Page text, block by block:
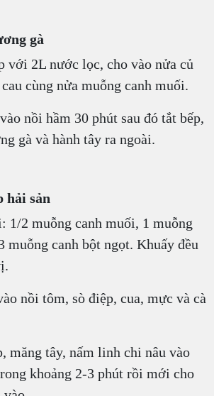
gà
với 2L nước lọc, cho vào nửa củ
cùng nửa muỗng canh muối.
nồi hầm 30 phút sau đó tắt bếp,
gà và hành tây ra ngoài.
hải sản
1/2 muỗng canh muối, 1 muỗng
muỗng canh bột ngọt. Khuấy đều
nồi tôm, sò điệp, cua, mực và cà
măng tây, nấm linh chi nâu vào
khoảng 2-3 phút rồi mới cho